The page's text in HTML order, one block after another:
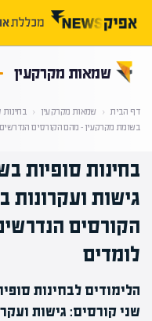
שמאות מקרקעין
דף הבית ‹ שמאות מקרקעין ‹
בשומת מקרקעין – מהם הקורסים
בחינות סופיות
גישות
הקורסים
לומדים
הלימודים לבחינות
שני קורסים: גישות